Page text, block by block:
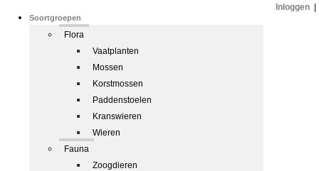
Soortgroepen
Flora
Vaatplanten
Mossen
Korstmossen
Paddenstoelen
Kranswieren
Wieren
Fauna
Zoogdieren
Inloggen